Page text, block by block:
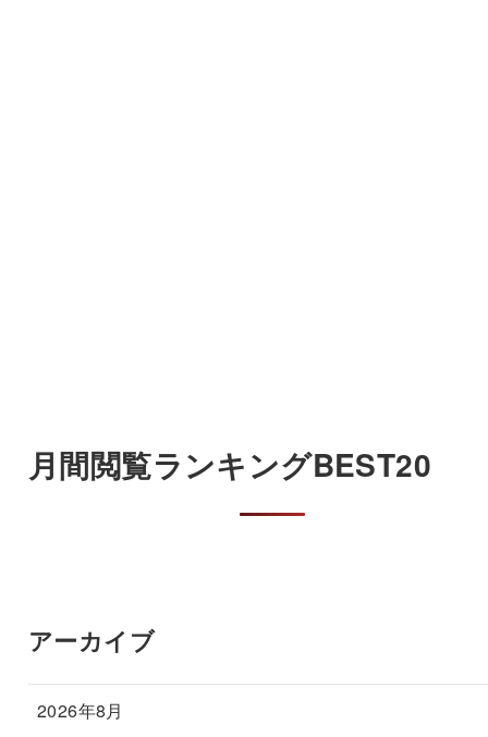
月間閲覧ランキングBEST20
アーカイブ
2026年8月